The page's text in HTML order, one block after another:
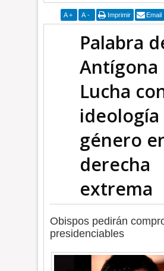
A + A - Imprimir Email
Palabra
Antígona
Lucha
ideología
género
derecha
extrema
Obispos pedirán
presidenciables